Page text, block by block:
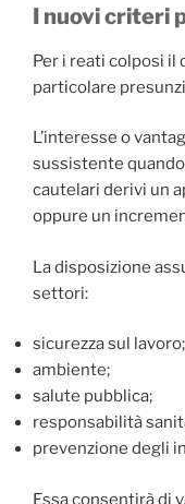
I nuovi criteri
Per i reati colposi il
particolare
L’interesse o
sussistente
cautelari derivi un
oppure un
La disposizione
settori:
sicurezza sul lavoro;
ambiente;
salute pubblica;
responsabilità
prevenzione degli
Essa consentirà di